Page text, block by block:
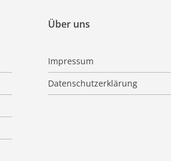
Über uns
Impressum
Datenschutzerklärung